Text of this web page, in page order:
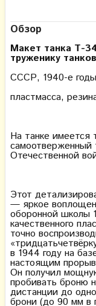
Обзор
Макет танка Т-
труженику
СССР, 1940-е
пластмасса,
На танке имеется
самоотверженный
Отечественной
Этот
— яркое
оборонной школы
качественного
точно
в 1944 году на
настоящим
Он получил
пробивать броню
дистанции до
брони (до 90 мм в